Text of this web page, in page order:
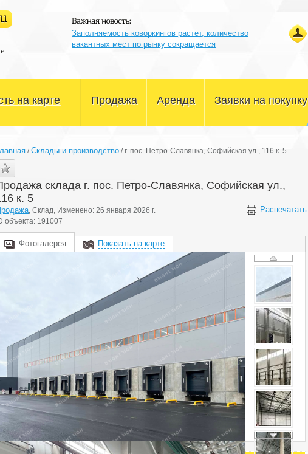
Заполняемость коворкингов растет, количество
вакантных мест по рынку сокращается
на карте Продажа
Магазины и сфера услуг
Здания и участки
Другое
Аренда
Магазины и сфера услуг
Здания и участки
Другое
Заявки на покупку
/Склады и производство /г. пос. Петро-Славянка, Софийская ул., 116 к. 5
склада г. пос. Петро-Славянка, Софийская ул.,
к. 5
, Склад, Изменено: 26 января 2026 г. Распечатать
объекта: 191007
Фотогалерея Показать на карте